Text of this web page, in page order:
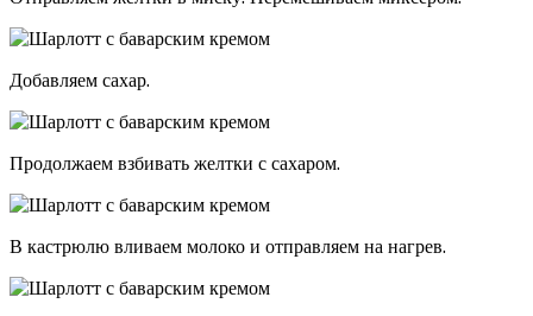
Добавляем сахар.
Продолжаем взбивать желтки с сахаром.
В кастрюлю вливаем молоко и отправляем на нагрев.